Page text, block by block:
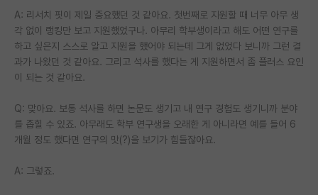
A: 리서치 핏이 제일 중요했던 것 같아요. 첫번째로 지원할 때 너무 아무 생
각 없이 랭킹만 보고 지원했었구나. 아무리 학부생이라고 해도 어떤 연구를
하고 싶은지 스스로 알고 지원을 했어야 되는데 그게 없었다 보니까 그런 결
과가 나왔던 것 같아요. 그리고 석사를 했다는 게 지원하면서 좀 플러스 요인
이 되는 것 같아요.
Q: 맞아요. 보통 석사를 하면 논문도 생기고 내 연구 경험도 생기니까 분야
를 좁힐 수 있죠. 아무래도 학부 연구생을 오래한 게 아니라면 예를 들어 6
개월 정도 했다면 연구의 맛(?)을 보기가 힘들잖아요.
A: 그렇죠.